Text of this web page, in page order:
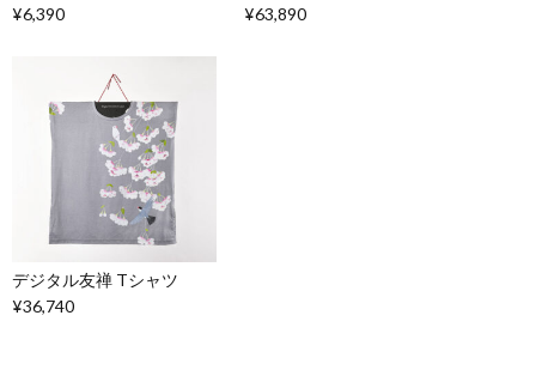
¥6,390
¥63,890
デジタル友禅 Tシャツ
¥36,740